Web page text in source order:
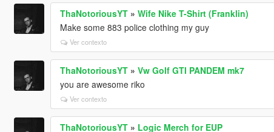
ThaNotoriousYT» Wife Nike T-Shirt (Franklin)
Make some 883 police clothing my guy
Ver contexto
ThaNotoriousYT» Vw Golf GTI PANDEM mk7
you are awesome riko
Ver contexto
ThaNotoriousYT» Logic Merch for EUP